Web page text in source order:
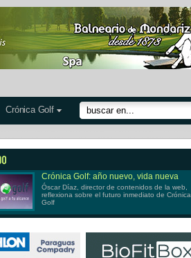
Crónica Golf
Crónica Golf: año nuevo, vida nueva
Óscar Díaz, director de contenidos de la web,
reflexiona sobre el futuro inmediato de Crónica
Golf